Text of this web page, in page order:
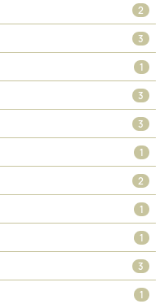
2
3
1
3
3
1
2
1
1
3
1